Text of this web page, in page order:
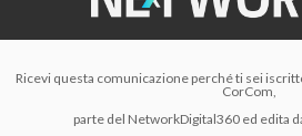
Ricevi questa comunicazione perché ti sei
CorCom,
parte del NetworkDigital360 ed edita